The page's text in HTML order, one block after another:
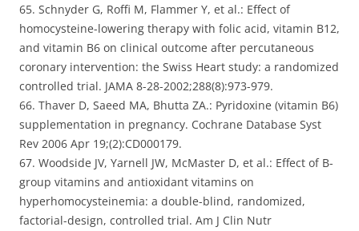
65. Schnyder G, Roffi M, Flammer Y, et al.: Effect of
homocysteine-lowering therapy with folic acid, vitamin B12,
and vitamin B6 on clinical outcome after percutaneous
coronary intervention: the Swiss Heart study: a randomized
controlled trial. JAMA 8-28-2002;288(8):973-979.
66. Thaver D, Saeed MA, Bhutta ZA.: Pyridoxine (vitamin B6)
supplementation in pregnancy. Cochrane Database Syst
Rev 2006 Apr 19;(2):CD000179.
67. Woodside JV, Yarnell JW, McMaster D, et al.: Effect of B-
group vitamins and antioxidant vitamins on
hyperhomocysteinemia: a double-blind, randomized,
factorial-design, controlled trial. Am J Clin Nutr